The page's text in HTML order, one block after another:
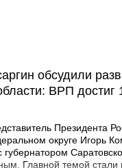
обсудили
ВРП достиг
Президента
округе Игорь
губернатором
Главной темой стали